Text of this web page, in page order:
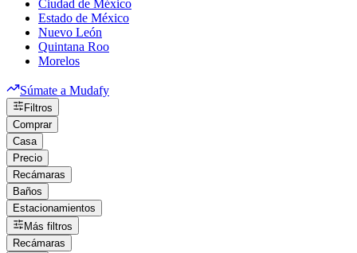
Ciudad de México
Estado de México
Nuevo León
Quintana Roo
Morelos
Súmate a Mudafy
Filtros
Comprar
Casa
Precio
Recámaras
Baños
Estacionamientos
Más filtros
Recámaras